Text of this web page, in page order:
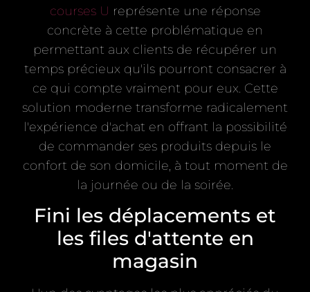
courses U représente une réponse
concrète à cette problématique en
permettant aux clients de récupérer un
temps précieux qu'ils pourront consacrer à
ce qui compte vraiment pour eux. Cette
solution moderne transforme radicalement
l'expérience d'achat en offrant la possibilité
de commander ses produits depuis le
confort de son domicile, à tout moment de
la journée ou de la soirée.
Fini les déplacements et
les files d'attente en
magasin